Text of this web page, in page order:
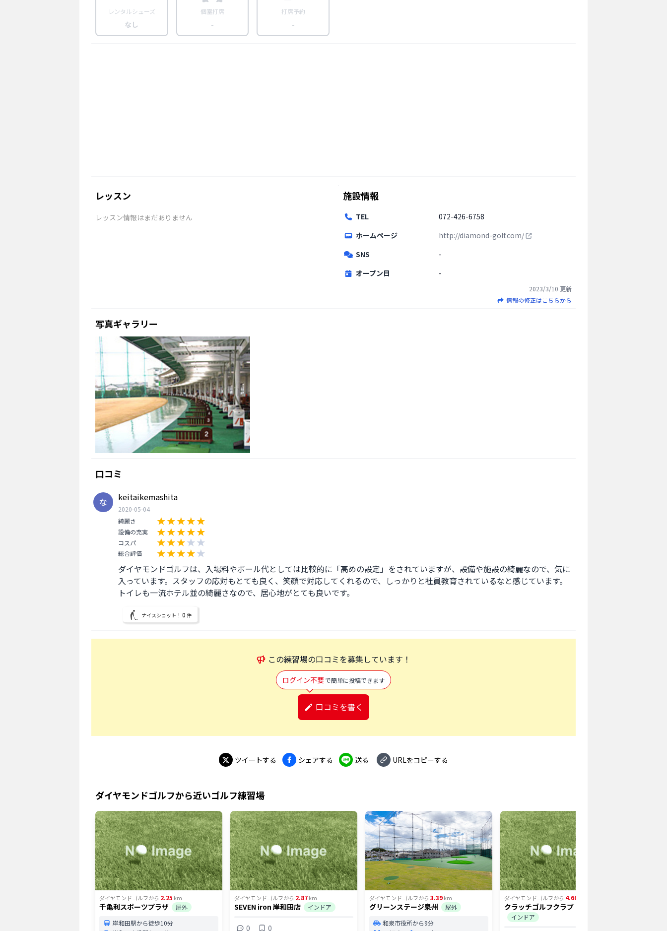
レンタルシューズ
なし
個室打席
-
打席予約
-
レッスン
レッスン情報はまだありません
施設情報
TEL
072-426-6758
ホームページ
http://diamond-golf.com/
SNS
-
オープン日
-
2023/3/10 更新
情報の修正はこちらから
写真ギャラリー
口コミ
keitaikemashita
2020-05-04
綺麗さ
設備の充実
コスパ
総合評価
ダイヤモンドゴルフは、入場料やボール代としては比較的に「高めの設定」をされていますが、設備や施設の綺麗なので、気に
入っています。スタッフの応対もとても良く、笑顔で対応してくれるので、しっかりと社員教育されているなと感じています。
トイレも一流ホテル並の綺麗さなので、居心地がとても良いです。
ナイスショット！ 0 件
この練習場の口コミを募集しています！
ログイン不要で簡単に投稿できます
口コミを書く
ツイートする シェアする 送る URLをコピーする
ダイヤモンドゴルフから近いゴルフ練習場
ダイヤモンドゴルフから 2.25 km
千亀利スポーツプラザ
屋外
岸和田駅から徒歩10分
ダイヤモンドゴルフから 2.87km
SEVEN iron 岸和田店 インドア
0 0
ダイヤモンドゴルフから 3.39km
グリーンステージ泉州
屋外
和泉市役所から9分
ダイヤモンドゴルフから 4.66
クラッチゴルフクラブ 阪本町店
インドア